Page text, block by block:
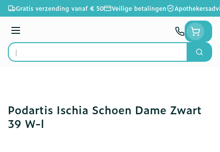
Ga naar de inhoud
Gratis verzending vanaf € 50 Veilige betalingen
Menu
Product, merk, categorie...
Zoek
Podartis Ischia Schoen Dame Zwart
39 W-l